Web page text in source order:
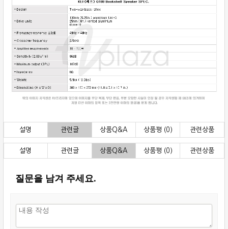
설명 관련글 상품Q&A 상품평 (0) 관련상품
설명 관련글 상품Q&A 상품평 (0) 관련상품
질문을 남겨 주세요.